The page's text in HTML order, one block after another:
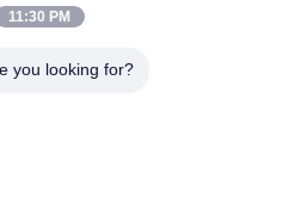
Plastic Products Co., Ltd.
11:30 PM
you looking for?